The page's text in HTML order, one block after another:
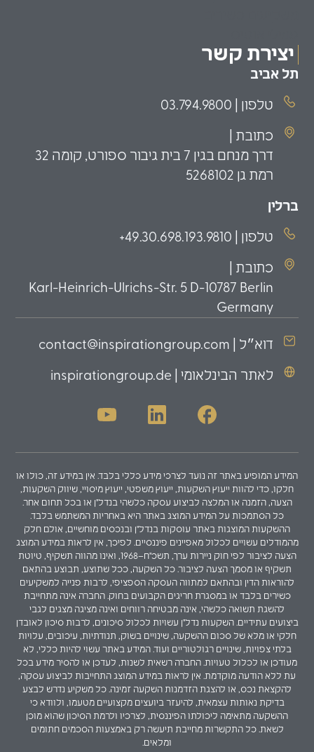
יצירת קשר
תל אביב
טלפון | 03.794.9800
כתובת |
דרך מנחם בגין 7 בית גיבור ספורט, קומה 32
רמת גן 5268102
ברלין
טלפון | 49.30.698.193.9810+
כתובת |
Karl-Heinrich-Ulrichs-Str. 5 D-10787 Berlin
Germany
דוא״ל | contact@inspirationgroup.com
לאתר הבינלאומי | inspirationgroup.de
המידע המופיע באתר זה נועד לצרכי מידע כללי בלבד. אין במידע זה, כולו או
חלקו, כדי להוות ייעוץ השקעות, ייעוץ משפטי, ייעוץ מיסויי, שיווק השקעות,
הצעה, הזמנה או המלצה לביצוע עסקה כלשהי בנדל"ן או בכל תחום אחר.
כל הסתמכות על המידע המוצג באתר היא באחריות המשתמש בלבד.
ההשקעות המוצגות באתר עוסקות בנדל"ן ובנכסים מוחשיים, אולם חלק
מהמודלים עשויים לכלול מאפיינים פיננסיים. לפיכך, אין לראות במידע המוצג
הצעה לציבור לפי חוק ניירות ערך, תשכ"ח–1968, ואינו מהווה תשקיף, טיוטת
תשקיף או מסמך הצעה לציבור. כל השקעה, ככל שתוצע, תבוצע בהתאם
להוראות הדין ובהתאם למתווה העסקה הספציפי, לרבות פנייה למשקיעים
כשירים בלבד או במסגרת חריגים הקבועים בחוק. החברה אינה מתחייבת
להשגת תשואה כלשהי, אינה מבטיחה רווחים ואינה מציגה מצגים לגבי
ביצועים עתידיים. השקעות נדל"ן עשויות לכלול סיכונים, לרבות סיכון לאובדן
חלקי או מלא של סכום ההשקעה, שינויים בשוק, תנודתיות, עיכובים, עלויות
בלתי צפויות, שינויים רגולטוריים ועוד. המידע באתר עשוי להיות כללי, לא
מעודכן או לכלול טעויות. החברה רשאית לשנות, לעדכן או להסיר מידע בכל
עת ללא הודעה מוקדמת. אין לראות במידע המוצג התחייבות לביצוע עסקה,
להקצאת נכס, או להצגת הזדמנות השקעה זמינה. כל משקיע נדרש לבצע
בדיקת נאותות עצמאית, להיעזר ביועצים מקצועיים מטעמו, ולוודא כי
ההשקעה מתאימה ליכולתו הפיננסית, לצרכיו ולרמת הסיכון שהוא מוכן
לשאת. כל התקשרות מחייבת תיעשה רק באמצעות הסכמים חתומים
ומלאים.